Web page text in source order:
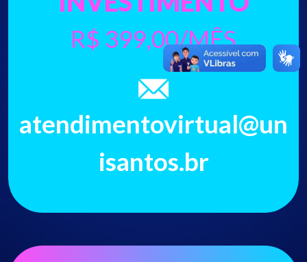
R$ 399,00/MÊS
atendimentovirtual@un
isantos.br